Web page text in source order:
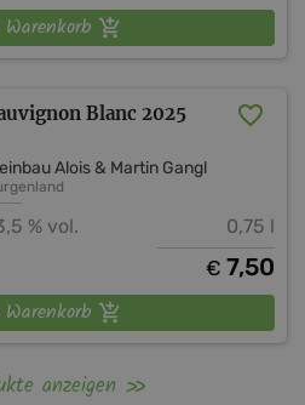
Blanc 2025
Alois & Martin Gangl
% vol. 0,75 l
€ 7,50
anzeigen